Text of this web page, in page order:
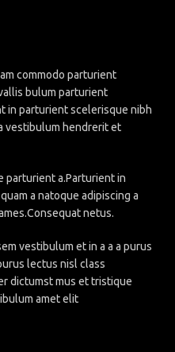
commodo parturient
bulum parturient
in parturient scelerisque nibh
vestibulum hendrerit et
parturient a.Parturient in
a natoque adipiscing a
netus.
vestibulum et in a a a purus
lectus nisl class
dictumst mus et tristique
amet elit